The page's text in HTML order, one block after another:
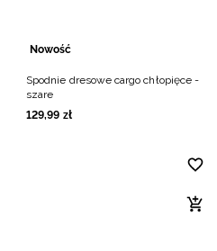
Nowość
Spodnie dresowe cargo chłopięce -
szare
129,99 zł